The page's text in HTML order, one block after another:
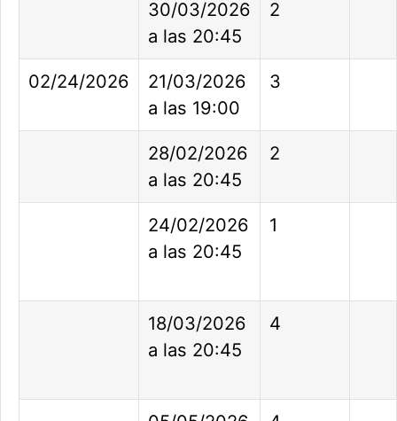
30/03/2026
a las 20:45
2
02/24/2026
21/03/2026
a las 19:00
3
28/02/2026
a las 20:45
2
24/02/2026
a las 20:45
1
18/03/2026
a las 20:45
4